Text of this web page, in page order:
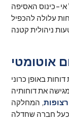
כינוס האסיפה
עלולה להכפיל
אוטומטי
באופן כרוני
את דוחותיה
, המחלקה
כעל חברה שחדלה